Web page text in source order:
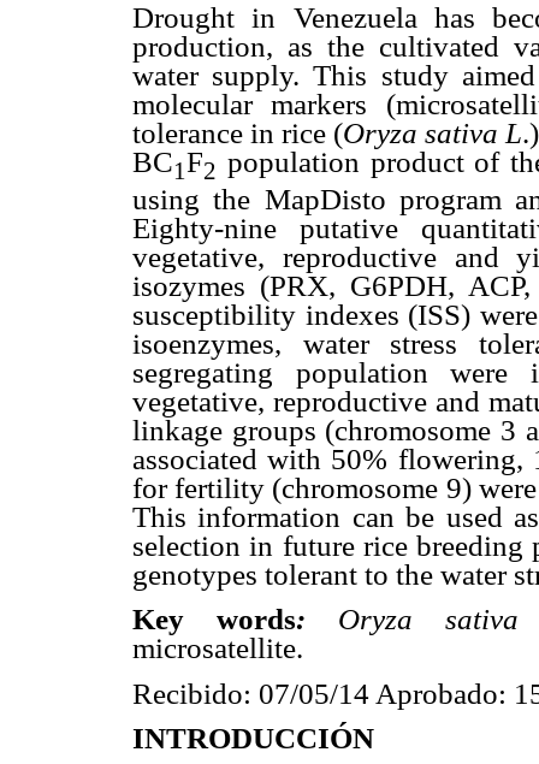
Drought in Venezuela has
production, as the cultivated
water supply. This study
molecular markers
tolerance in rice (Oryza sativa L
BC1F2 population product of
using the MapDisto program
Eighty-nine putative
vegetative, reproductive
isozymes (PRX, G6PDH,
susceptibility indexes (ISS)
isoenzymes, water stress
segregating population
vegetative, reproductive and
linkage groups (chromosome 3
associated with 50%
for fertility (chromosome 9)
This information can be used
selection in future rice
genotypes tolerant to the water
Key words: Oryza
microsatellite.
Recibido: 07/05/14 Aprobado:
INTRODUCCIÓN